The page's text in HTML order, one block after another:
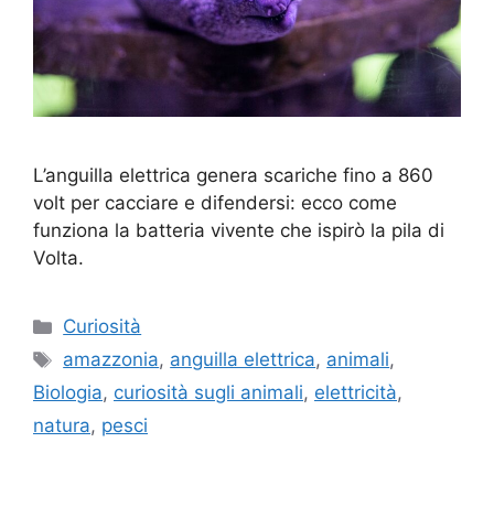
L’anguilla elettrica genera scariche fino a 860
volt per cacciare e difendersi: ecco come
funziona la batteria vivente che ispirò la pila di
Volta.
Categorie
Curiosità
Tag
amazzonia, anguilla elettrica, animali,
Biologia, curiosità sugli animali, elettricità,
natura, pesci